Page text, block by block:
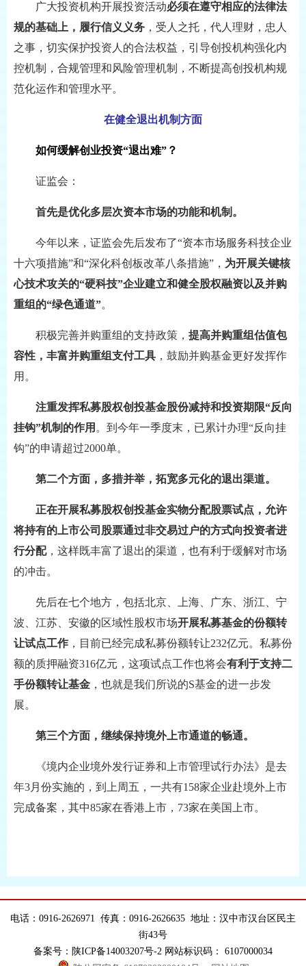
广大投资机构开展投资活动必须在遵守相应的法律法
规的基础上，履行信义义务 ，受人之托，代人理财，忠人
之事，切实保护投资人的合法权益，引导创投机构强化内
控机制，合规管理和风险管理机制，不断提高创投机构规
范化运作和管理水平。
在健全退出机制方面
如何缓解创业投资“退出难”？
证监会：
首先是优化多层次资本市场的功能和机制。
今年以来，证监会先后发布了“资本市场服务科技企业
十六项措施”和“深化科创板改革八条措施”， 为开展关键核
心技术攻关的“硬科技”企业建立和健全股权融资以及并购
重组的“绿色通道”。
积极完善并购重组的支持政策， 提高并购重组估值包
容性，丰富并购重组支付工具 ，鼓励并购基金更好发挥作
用。
注重发挥私募股权创投基金股份减持和投资期限“反向
挂钩”机制的作用 。到今年一季度末，已累计办理“反向挂
钩”的申请超过2000单。
第二个方面，多措并举，拓宽多元化的退出渠道。
正在开展私募股权创投基金实物分配股票试点，允许
将持有的上市公司股票通过非交易过户的方式向投资者进
行分配，这样既丰富了退出的渠道，也有利于缓解对市场
的冲击。
先后在七个地方，包括北京、上海、广东、浙江、宁
波、江苏、安徽的区域性股权市场开展私募基金的份额转
让试点工作 ，目前已经完成私募份额转让232亿元。私募份
额的质押融资316亿元，这项试点工作也将会有利于支持二
手份额转让基金 ，也就是我们所说的S基金的进一步发
展。
第三个方面，继续保持境外上市通道的畅通。
《境内企业境外发行证券和上市管理试行办法》是去
年3月份实施的，到上周五，一共有158家企业赴境外上市
完成备案，其中85家在香港上市，73家在美国上市。
电话：0916-2626971 传真：0916-2626635 地址：汉中市汉台区民主
街43号
备案号：陕ICP备14003207号-2 网站标识码： 6107000034